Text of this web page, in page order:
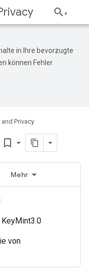
in Ihre bevorzugte
können Fehler
Privacy
bookmark_border
Mehr
von